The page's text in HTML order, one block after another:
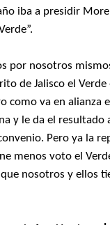
iba a presidir
por nosotros
de Jalisco el
como va en alianza
y le da el resultado
Pero ya la
menos voto el
nosotros y ellos